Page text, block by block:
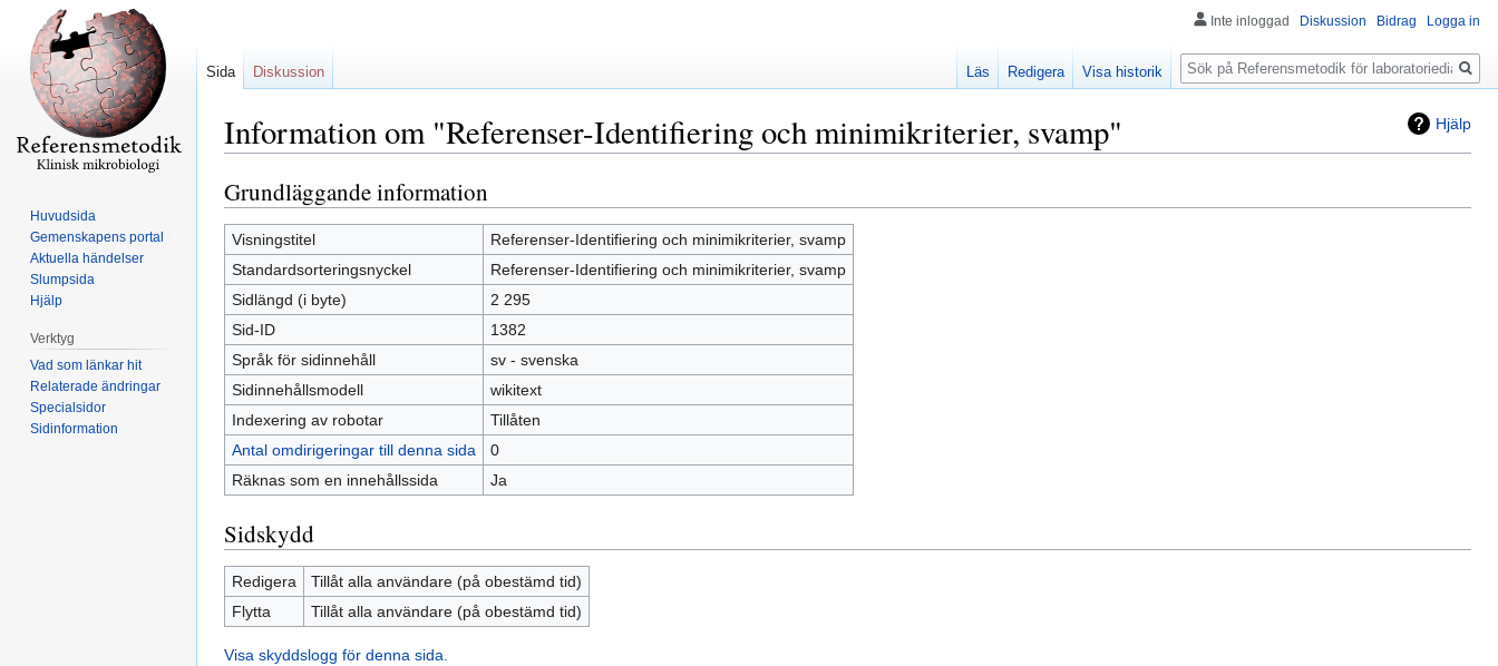
Hjälp
Information om "Referenser-Identifiering och minimikriterier, svamp"
Hoppa
till
navigering
Hoppa
till
sök
Grundläggande information
Visningstitel
Referenser-Identifiering och minimikriterier, svamp
Standardsorteringsnyckel
Referenser-Identifiering och minimikriterier, svamp
Sidlängd (i byte)
2 295
Sid-ID
1382
Språk för sidinnehåll
sv - svenska
Sidinnehållsmodell
wikitext
Indexering av robotar
Tillåten
Antal omdirigeringar till denna sida
0
Räknas som en innehållssida
Ja
Sidskydd
Redigera
Tillåt alla användare (på obestämd tid)
Flytta
Tillåt alla användare (på obestämd tid)
Visa skyddslogg för denna sida.
Inte inloggad Diskussion Bidrag Logga in
Sida Diskussion Läs Redigera Visa historik
Sök
Huvudsida
Gemenskapens portal
Aktuella händelser
Slumpsida
Hjälp
Verktyg
Vad som länkar hit
Relaterade ändringar
Specialsidor
Sidinformation